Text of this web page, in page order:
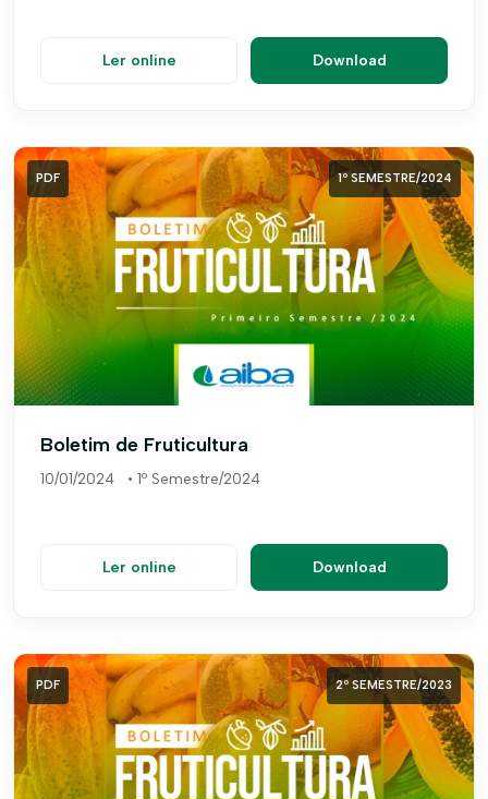
Ler online Download
PDF 1º SEMESTRE/2024
Boletim de Fruticultura
10/01/2024 • 1º Semestre/2024
Ler online Download
PDF 2º SEMESTRE/2023